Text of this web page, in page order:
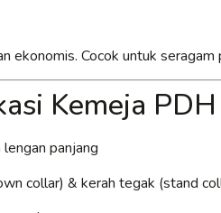
ekonomis. Cocok untuk
Kemeja PDH
panjang
collar) & kerah tegak (stand